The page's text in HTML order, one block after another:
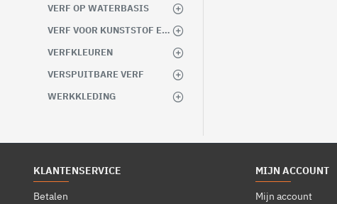
VERF OP WATERBASIS
VERF VOOR KUNSTSTOF EN METAAL
VERFKLEUREN
VERSPUITBARE VERF
WERKKLEDING
KLANTENSERVICE
Betalen
MIJN ACCOUNT
Mijn account